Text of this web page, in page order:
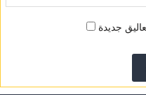
جديدة